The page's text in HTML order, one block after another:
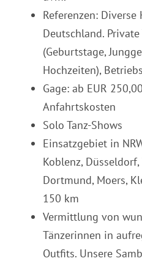
Referenzen:
Deutschland.
(Geburtstage,
Hochzeiten),
Gage: ab EUR
Anfahrtskosten
Solo Tanz-Shows
Einsatzgebiet in
Koblenz,
Dortmund, Moers,
150 km
Vermittlung von
Tänzerinnen in
Outfits. Unsere